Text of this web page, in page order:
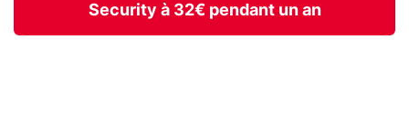
Security à 32€ pendant un an